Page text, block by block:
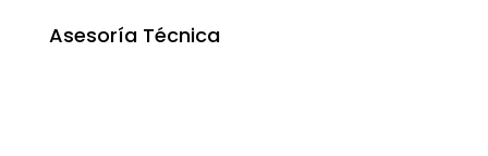
Asesoría Técnica